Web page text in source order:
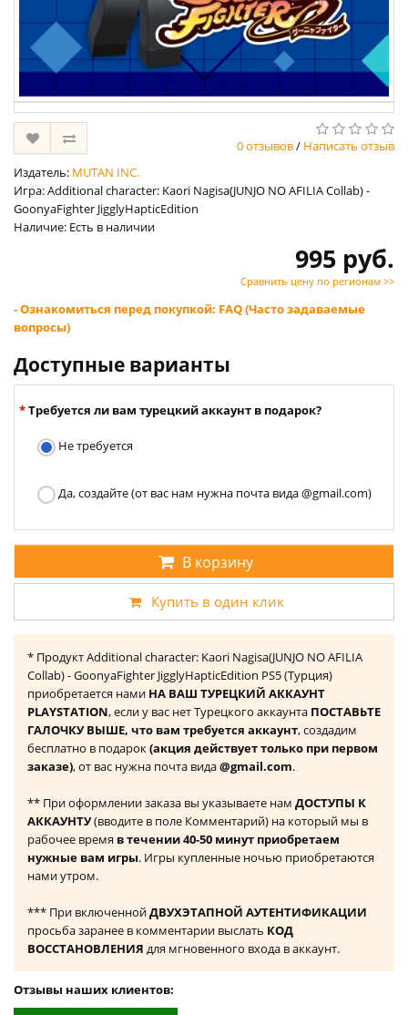
0 отзывов/ Написать отзыв
Издатель: MUTAN INC.
Игра: Additional character: Kaori Nagisa(JUNJO NO AFILIA Collab) -
GoonyaFighter JigglyHapticEdition
Наличие: Есть в наличии
995 руб.
Сравнить цену по регионам >>
- Ознакомиться перед покупкой: FAQ (Часто задаваемые
вопросы)
Доступные варианты
Требуется ли вам турецкий аккаунт в подарок?
Не требуется
Да, создайте (от вас нам нужна почта вида @gmail.com)
В корзину
Купить в один клик
* Продукт Additional character: Kaori Nagisa(JUNJO NO AFILIA
Collab) - GoonyaFighter JigglyHapticEdition PS5 (Турция)
приобретается нами НА ВАШ ТУРЕЦКИЙ АККАУНТ
PLAYSTATION, если у вас нет Турецкого аккаунта ПОСТАВЬТЕ
ГАЛОЧКУ ВЫШЕ, что вам требуется аккаунт, создадим
бесплатно в подарок(акция действует только при первом
заказе), от вас нужна почта вида@gmail.com.
** При оформлении заказа вы указываете нам ДОСТУПЫ К
АККАУНТУ(вводите в поле Комментарий) на который мы в
рабочее время в течении 40-50 минут приобретаем
нужные вам игры. Игры купленные ночью приобретаются
нами утром.
*** При включеннойДВУХЭТАПНОЙ АУТЕНТИФИКАЦИИ
просьба заранее в комментарии выслать КОД
ВОССТАНОВЛЕНИЯ для мгновенного входа в аккаунт.
Отзывы наших клиентов: